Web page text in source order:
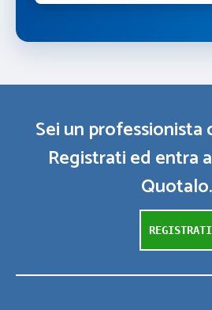
Sei un professionista
Registrati ed entra
Quotalo.
REGISTRATI